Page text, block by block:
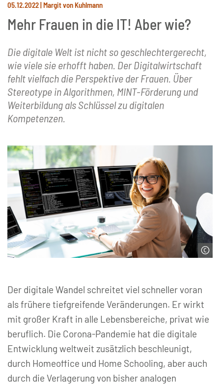
05.12.2022 | Margit von Kuhlmann
Mehr Frauen in die IT! Aber wie?
Die digitale Welt ist nicht so geschlechtergerecht,
wie viele sie erhofft haben. Der Digitalwirtschaft
fehlt vielfach die Perspektive der Frauen. Über
Stereotype in Algorithmen, MINT-Förderung und
Weiterbildung als Schlüssel zu digitalen
Kompetenzen.
Der digitale Wandel schreitet viel schneller voran
als frühere tiefgreifende Veränderungen. Er wirkt
mit großer Kraft in alle Lebensbereiche, privat wie
beruflich. Die Corona-Pandemie hat die digitale
Entwicklung weltweit zusätzlich beschleunigt,
durch Homeoffice und Home Schooling, aber auch
durch die Verlagerung von bisher analogen